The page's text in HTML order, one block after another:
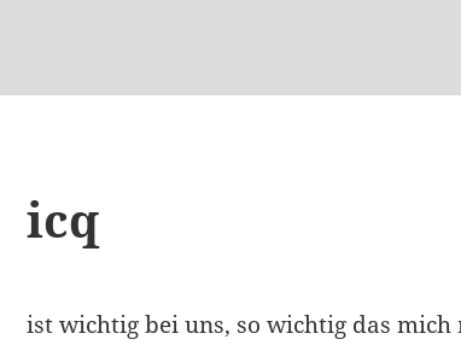
icq
ist wichtig bei uns, so wichtig das